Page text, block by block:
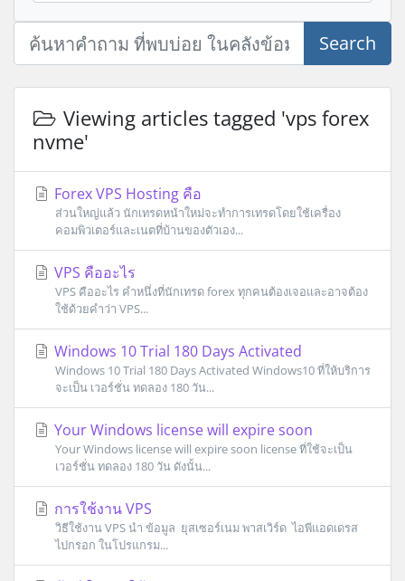
Search
Viewing articles tagged 'vps forex
nvme'
Forex VPS Hosting คือ
ส่วนใหญ่แล้ว นักเทรดหน้าใหม่จะทำการเทรดโดยใช้เครื่อง
คอมพิวเตอร์และเนตที่บ้านของตัวเอง...
VPS คืออะไร
VPS คืออะไร คำหนึ่งที่นักเทรด forex ทุกคนต้องเจอและอาจต้อง
ใช้ด้วยคำว่า VPS...
Windows 10 Trial 180 Days Activated
Windows 10 Trial 180 Days Activated Windows10 ที่ให้บริการ
จะเป็น เวอร์ชั่น ทดลอง 180 วัน...
Your Windows license will expire soon
Your Windows license will expire soon license ที่ใช้จะเป็น
เวอร์ชั่น ทดลอง 180 วัน ดังนั้น...
การใช้งาน VPS
วิธีใช้งาน VPS นำ ข้อมูล ยุสเซอร์เนม พาสเวิร์ด ไอพีแอดเดรส
ไปกรอก ในโปรแกรม...